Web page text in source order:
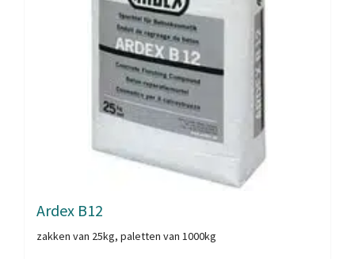
Ardex B12
zakken van 25kg, paletten van 1000kg